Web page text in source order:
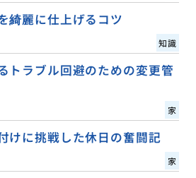
綺麗に仕上げるコツ
知識
トラブル回避のための変更管
家
けに挑戦した休日の奮闘記
家